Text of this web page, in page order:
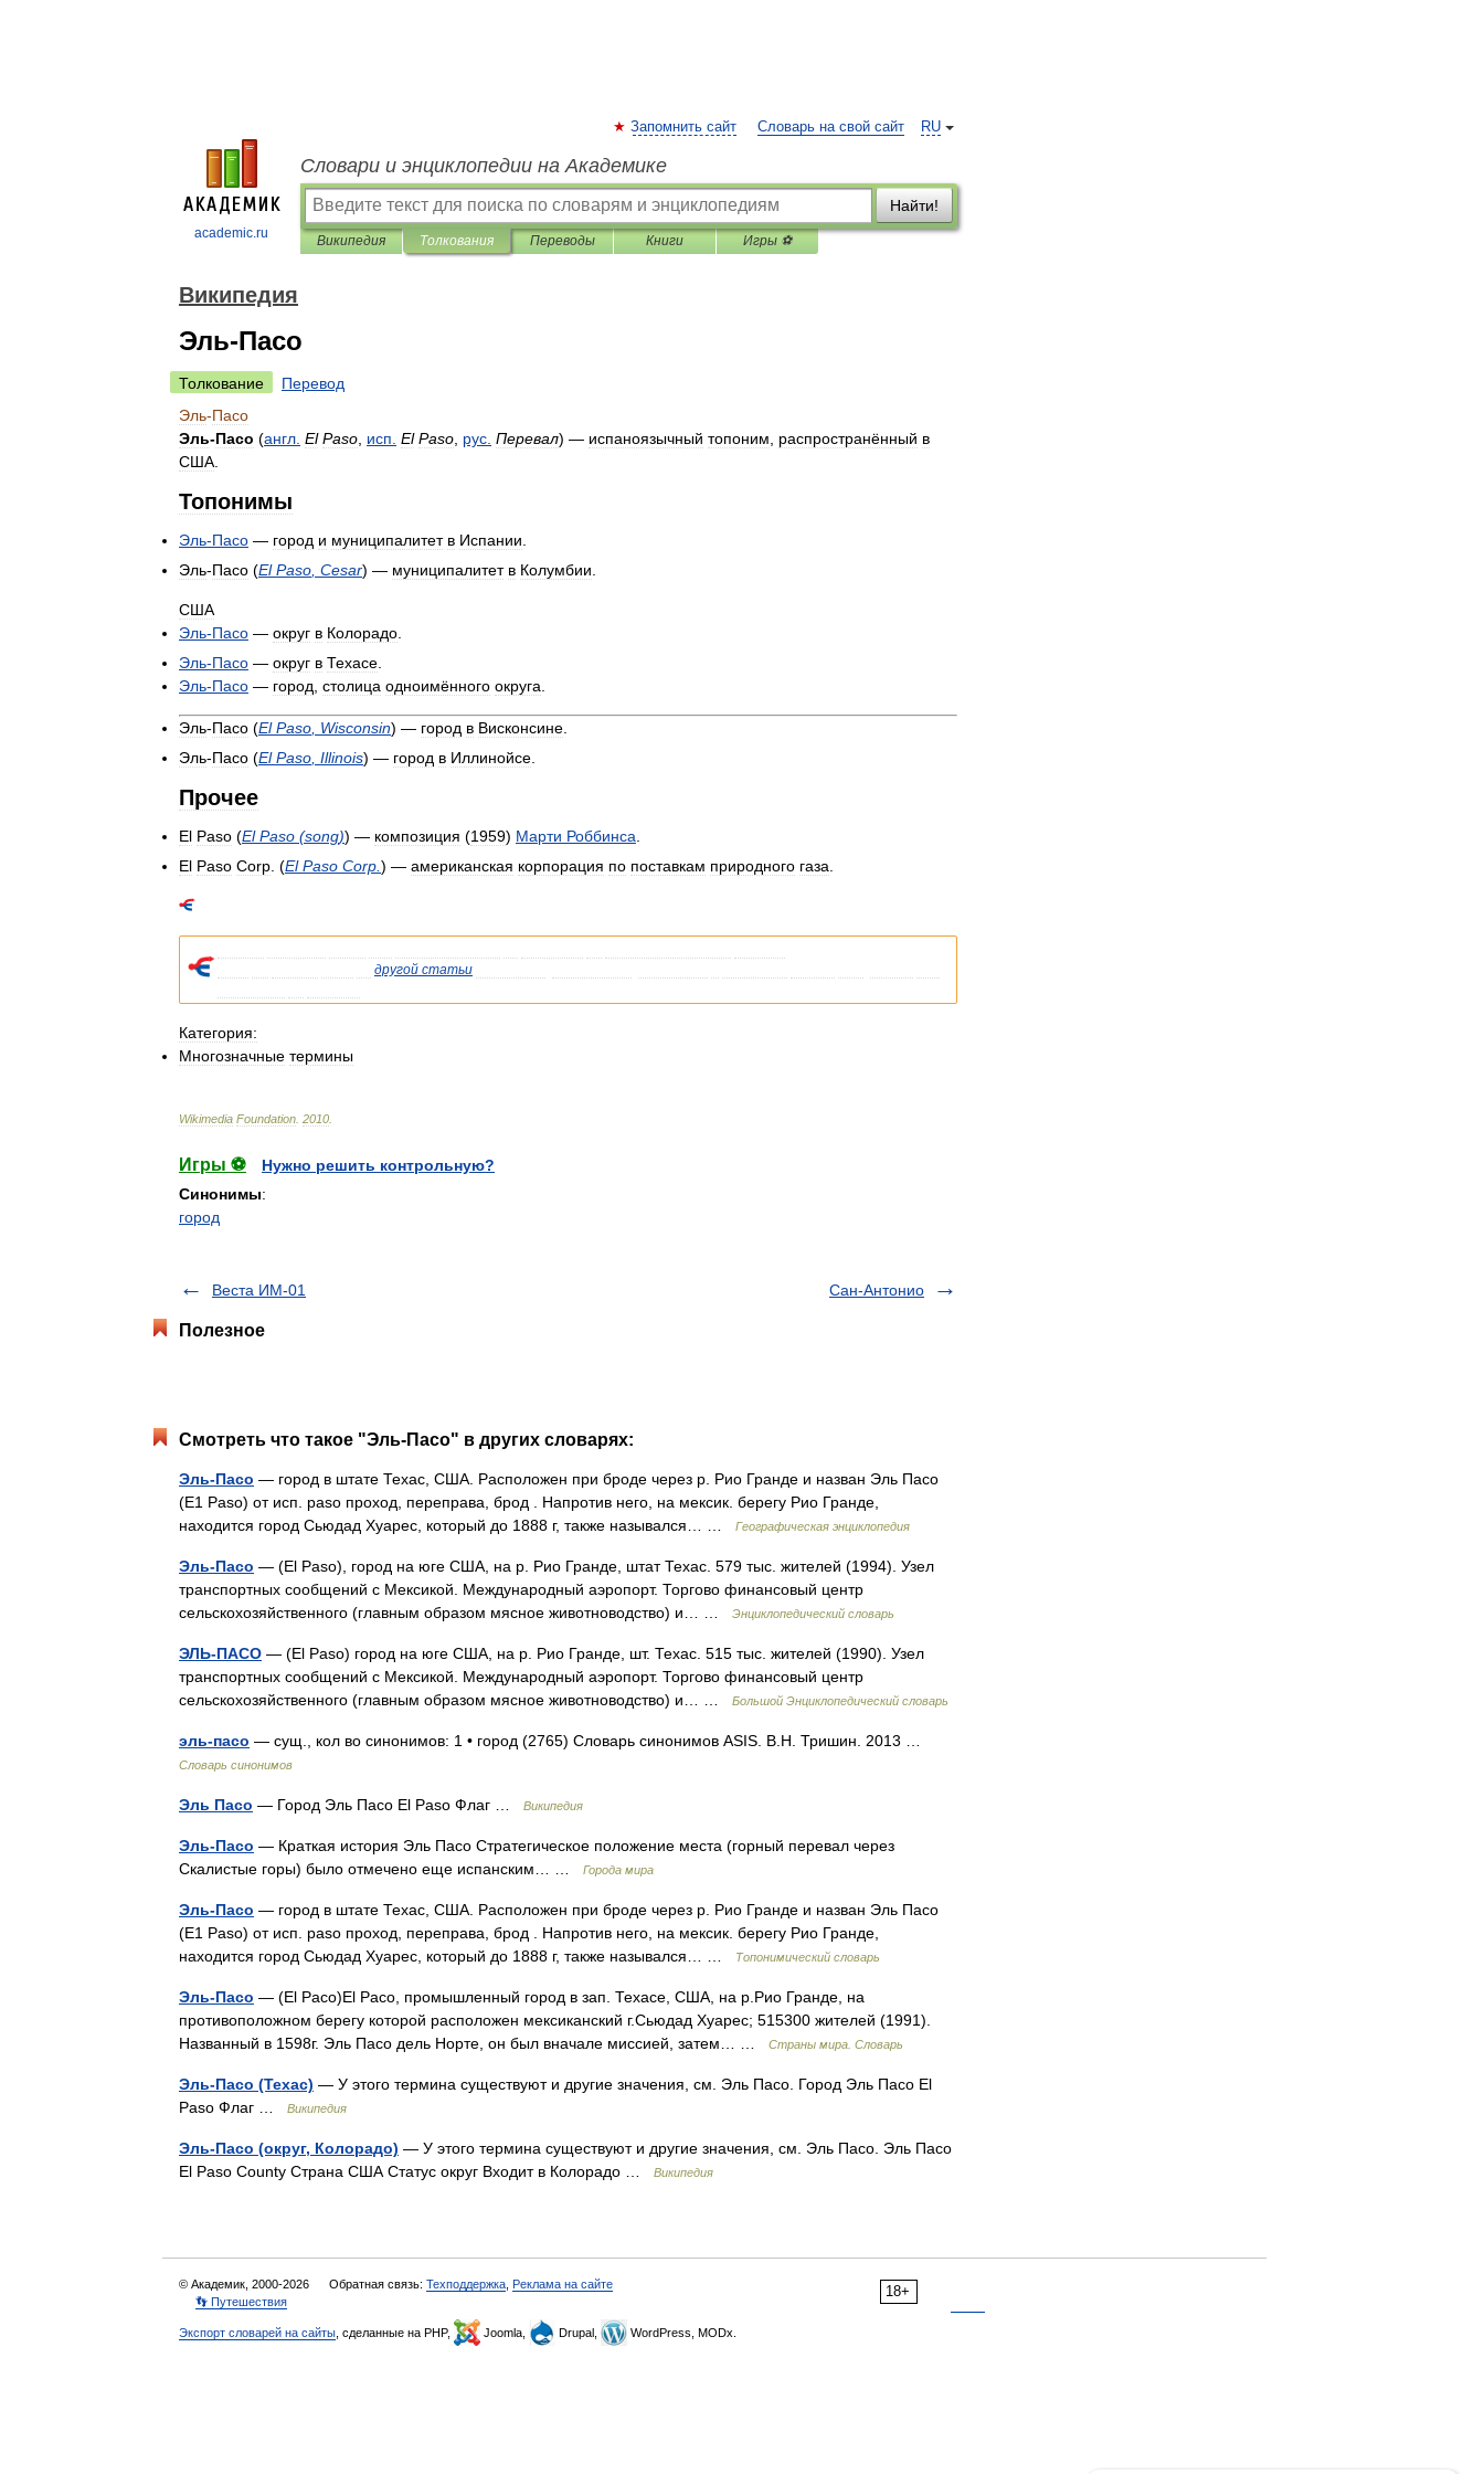
academic.ru
RU
Запомнить сайт Словарь на свой сайт
Словари и энциклопедии на Академике
Найти!
Википедия Толкования Переводы Книги Игры ⚽
Википедия
Эль-Пасо
Толкование
Перевод
Эль-Пасо
Эль-Пасо (англ El Paso исп El Paso рус Перевал) — испаноязычный топоним распространённый в
США
Топонимы
Эль-Пасо — город и муниципалитет в Испании
Эль-Пасо (El Paso Cesar) — муниципалитет в Колумбии
США
Эль-Пасо — округ в Колорадо
Эль-Пасо — округ в Техасе
Эль-Пасо — город столица одноимённого округа
Эль-Пасо (El Paso Wisconsin) — город в Висконсине
Эль-Пасо (El Paso Illinois) — город в Иллинойсе
Прочее
El Paso (El Paso (song)) — композиция (1959) Марти Роббинса
El Paso Corp . (El Paso Corp ) — американская корпорация по поставкам природного газа
другой статьи
Категория:
Многозначные термины
Wikimedia Foundation 2010
Игры ⚽
Нужно решить контрольную?
Синонимы:
город
Веста ИМ-01 Сан-Антонио
Полезное
Смотреть что такое "Эль-Пасо" в других словарях:
Эль-Пасо — город в штате Техас, США. Расположен при броде через р. Рио Гранде и назван Эль Пасо
(Е1 Paso) от исп. paso проход, переправа, брод . Напротив него, на мексик. берегу Рио Гранде,
находится город Сьюдад Хуарес, который до 1888 г, также назывался… …
Географическая энциклопедия
Эль-Пасо — (El Paso), город на юге США, на р. Рио Гранде, штат Техас. 579 тыс. жителей (1994). Узел
транспортных сообщений с Мексикой. Международный аэропорт. Торгово финансовый центр
сельскохозяйственного (главным образом мясное животноводство) и… …
Энциклопедический словарь
ЭЛЬ-ПАСО — (El Paso) город на юге США, на р. Рио Гранде, шт. Техас. 515 тыс. жителей (1990). Узел
транспортных сообщений с Мексикой. Международный аэропорт. Торгово финансовый центр
сельскохозяйственного (главным образом мясное животноводство) и… …
Большой Энциклопедический словарь
эль-пасо — сущ., кол во синонимов: 1 • город (2765) Словарь синонимов ASIS. В.Н. Тришин. 2013 …
Словарь синонимов
Эль Пасо — Город Эль Пасо El Paso Флаг … Википедия
Эль-Пасо — Краткая история Эль Пасо Стратегическое положение места (горный перевал через
Скалистые горы) было отмечено еще испанским… …
Города мира
Эль-Пасо — город в штате Техас, США. Расположен при броде через р. Рио Гранде и назван Эль Пасо
(Е1 Paso) от исп. paso проход, переправа, брод . Напротив него, на мексик. берегу Рио Гранде,
находится город Сьюдад Хуарес, который до 1888 г, также назывался… …
Топонимический словарь
Эль-Пасо — (El Paco)El Paco, промышленный город в зап. Техасе, США, на р.Рио Гранде, на
противоположном берегу которой расположен мексиканский г.Сьюдад Хуарес; 515300 жителей (1991).
Названный в 1598г. Эль Пасо дель Норте, он был вначале миссией, затем… …
Страны мира. Словарь
Эль-Пасо (Техас) — У этого термина существуют и другие значения, см. Эль Пасо. Город Эль Пасо El
Paso Флаг …
Википедия
Эль-Пасо (округ, Колорадо) — У этого термина существуют и другие значения, см. Эль Пасо. Эль Пасо
El Paso County Страна США Статус округ Входит в Колорадо …
Википедия
18+
© Академик, 2000-2026 Обратная связь: Техподдержка Реклама на сайте
👣 Путешествия
Экспорт словарей на сайты , сделанные на PHP, Joomla, Drupal, WordPress, MODx.